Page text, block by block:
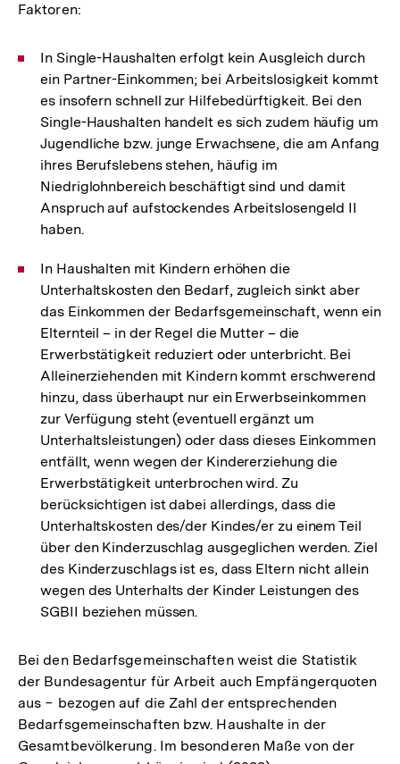
Faktoren:
In Single-Haushalten erfolgt kein Ausgleich durch
ein Partner-Einkommen; bei Arbeitslosigkeit kommt
es insofern schnell zur Hilfebedürftigkeit. Bei den
Single-Haushalten handelt es sich zudem häufig um
Jugendliche bzw. junge Erwachsene, die am Anfang
ihres Berufslebens stehen, häufig im
Niedriglohnbereich beschäftigt sind und damit
Anspruch auf aufstockendes Arbeitslosengeld II
haben.
In Haushalten mit Kindern erhöhen die
Unterhaltskosten den Bedarf, zugleich sinkt aber
das Einkommen der Bedarfsgemeinschaft, wenn ein
Elternteil – in der Regel die Mutter – die
Erwerbstätigkeit reduziert oder unterbricht. Bei
Alleinerziehenden mit Kindern kommt erschwerend
hinzu, dass überhaupt nur ein Erwerbseinkommen
zur Verfügung steht (eventuell ergänzt um
Unterhaltsleistungen) oder dass dieses Einkommen
entfällt, wenn wegen der Kindererziehung die
Erwerbstätigkeit unterbrochen wird. Zu
berücksichtigen ist dabei allerdings, dass die
Unterhaltskosten des/der Kindes/er zu einem Teil
über den Kinderzuschlag ausgeglichen werden. Ziel
des Kinderzuschlags ist es, dass Eltern nicht allein
wegen des Unterhalts der Kinder Leistungen des
SGBII beziehen müssen.
Bei den Bedarfsgemeinschaften weist die Statistik
der Bundesagentur für Arbeit auch Empfängerquoten
aus − bezogen auf die Zahl der entsprechenden
Bedarfsgemeinschaften bzw. Haushalte in der
Gesamtbevölkerung. Im besonderen Maße von der